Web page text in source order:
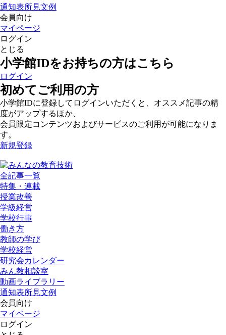
通知表所見文例
会員向け
マイページ
ログイン
とじる
小学館IDをお持ちの方はこちら
ログイン
初めてご利用の方
小学館IDに登録してログインいただくと、オススメ記事の精
度がアップするほか、
会員限定コンテンツおよびサービスのご利用が可能になりま
す。
新規登録
全記事一覧
特集・連載
授業改善
学級経営
学校行事
働き方
教師の学び
学校経営
研究会カレンダー
みん教相談室
動画ライブラリー
通知表所見文例
会員向け
マイページ
ログイン